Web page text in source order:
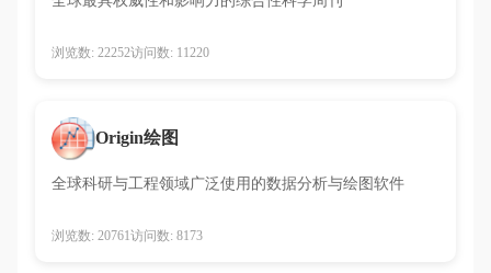
浏览数: 22252访问数: 11220
Origin绘图
全球科研与工程领域广泛使用的数据分析与绘图软件
浏览数: 20761访问数: 8173